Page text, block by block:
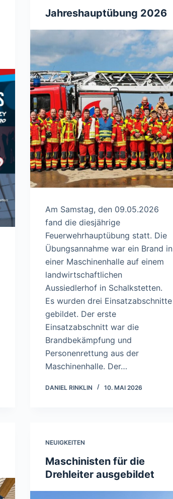
Jahreshauptübung 2026
Am Samstag, den 09.05.2026
fand die diesjährige
Feuerwehrhauptübung statt. Die
Übungsannahme war ein Brand in
einer Maschinenhalle auf einem
landwirtschaftlichen
Aussiedlerhof in Schalkstetten.
Es wurden drei Einsatzabschnitte
gebildet. Der erste
Einsatzabschnitt war die
Brandbekämpfung und
Personenrettung aus der
Maschinenhalle. Der…
DANIEL RINKLIN 10. MAI 2026
NEUIGKEITEN
Maschinisten für die
Drehleiter ausgebildet